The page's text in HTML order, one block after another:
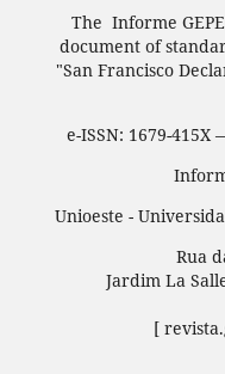
The Informe
document of
"San Francisco
e-ISSN: 1679-415X
Unioeste -
Rua
Jardim La
[